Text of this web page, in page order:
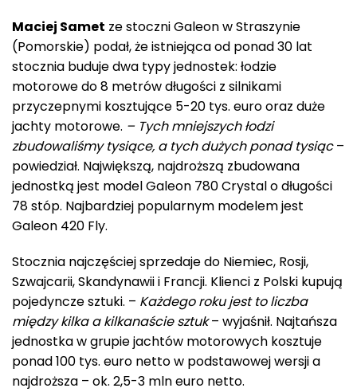
Maciej Samet ze stoczni Galeon w Straszynie
(Pomorskie) podał, że istniejąca od ponad 30 lat
stocznia buduje dwa typy jednostek: łodzie
motorowe do 8 metrów długości z silnikami
przyczepnymi kosztujące 5-20 tys. euro oraz duże
jachty motorowe. – Tych mniejszych łodzi
zbudowaliśmy tysiące, a tych dużych ponad tysiąc–
powiedział. Największą, najdroższą zbudowana
jednostką jest model Galeon 780 Crystal o długości
78 stóp. Najbardziej popularnym modelem jest
Galeon 420 Fly.
Stocznia najczęściej sprzedaje do Niemiec, Rosji,
Szwajcarii, Skandynawii i Francji. Klienci z Polski kupują
pojedyncze sztuki. – Każdego roku jest to liczba
między kilka a kilkanaście sztuk– wyjaśnił. Najtańsza
jednostka w grupie jachtów motorowych kosztuje
ponad 100 tys. euro netto w podstawowej wersji a
najdroższa – ok. 2,5-3 mln euro netto.